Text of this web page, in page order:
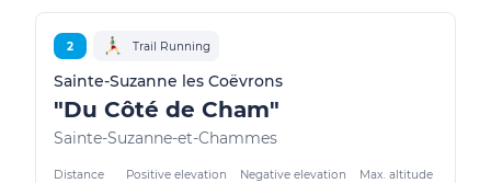
2 Trail Running
Sainte-Suzanne les Coëvrons
"Du Côté de Cham"
Sainte-Suzanne-et-Chammes
Distance Positive elevation Negative elevation Max. altitude